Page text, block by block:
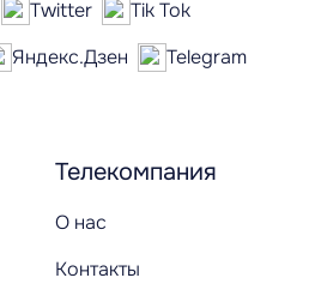
Телекомпания
О нас
Контакты
Twitter
Tik Tok
Яндекс.Дзен
Telegram